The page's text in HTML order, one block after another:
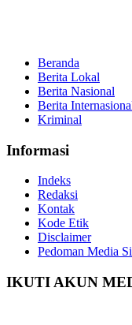
Beranda
Berita Lokal
Berita Nasional
Berita
Kriminal
Informasi
Indeks
Redaksi
Kontak
Kode Etik
Disclaimer
Pedoman Media
IKUTI AKUN